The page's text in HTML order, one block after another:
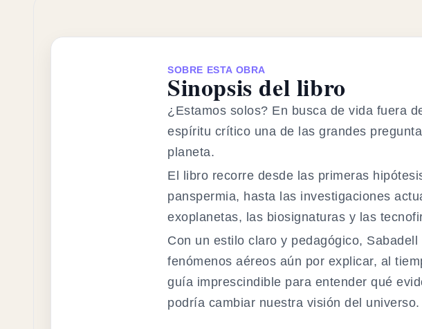
SOBRE ESTA OBRA
Sinopsis del libro
¿Estamos solos? En busca de vida fuera
espíritu crítico una de las grandes
planeta.
El libro recorre desde las primeras
panspermia, hasta las investigaciones
exoplanetas, las biosignaturas y las
Con un estilo claro y pedagógico,
fenómenos aéreos aún por explicar, al
guía imprescindible para entender qué
podría cambiar nuestra visión del universo.